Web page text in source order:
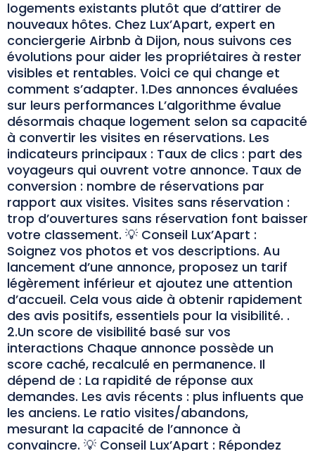
logements existants plutôt que d’attirer de
nouveaux hôtes. Chez Lux’Apart, expert en
conciergerie Airbnb à Dijon, nous suivons ces
évolutions pour aider les propriétaires à rester
visibles et rentables. Voici ce qui change et
comment s’adapter. 1.Des annonces évaluées
sur leurs performances L’algorithme évalue
désormais chaque logement selon sa capacité
à convertir les visites en réservations. Les
indicateurs principaux : Taux de clics : part des
voyageurs qui ouvrent votre annonce. Taux de
conversion : nombre de réservations par
rapport aux visites. Visites sans réservation :
trop d’ouvertures sans réservation font baisser
votre classement. 💡 Conseil Lux’Apart :
Soignez vos photos et vos descriptions. Au
lancement d’une annonce, proposez un tarif
légèrement inférieur et ajoutez une attention
d’accueil. Cela vous aide à obtenir rapidement
des avis positifs, essentiels pour la visibilité. .
2.Un score de visibilité basé sur vos
interactions Chaque annonce possède un
score caché, recalculé en permanence. Il
dépend de : La rapidité de réponse aux
demandes. Les avis récents : plus influents que
les anciens. Le ratio visites/abandons,
mesurant la capacité de l’annonce à
convaincre. 💡 Conseil Lux’Apart : Répondez